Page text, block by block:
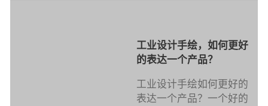
工业设计手绘，如何更好
的表达一个产品？
工业设计手绘如何更好的
表达一个产品？一个好的